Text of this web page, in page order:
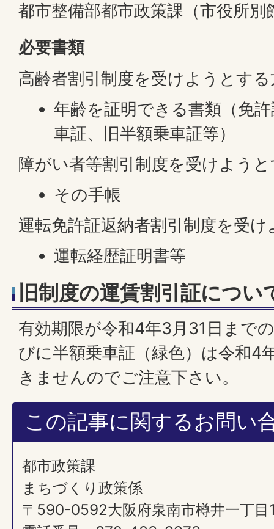
都市整備部都市政策課（市役所別
必要書類
高齢者割引制度を受けようとする
年齢を証明できる書類（免
車証、旧半額乗車証等）
障がい者等割引制度を受けよう
その手帳
運転免許証返納者割引制度を受
運転経歴証明書等
旧制度の運賃割引証につい
有効期限が令和4年3月31日まで
びに半額乗車証（緑色）は令和4
きませんのでご注意下さい。
この記事に関するお問い
都市政策課
まちづくり政策係
〒590-0592大阪府泉南市樽井一丁目